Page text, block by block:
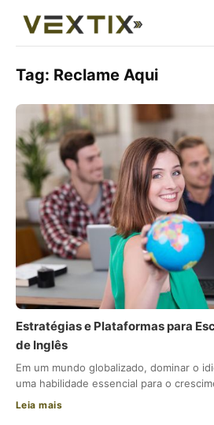
Tag: Reclame Aqui
Estratégias e Plataformas para
de Inglês
Em um mundo globalizado, dominar o
uma habilidade essencial para o
Leia mais